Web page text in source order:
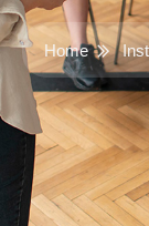
Home